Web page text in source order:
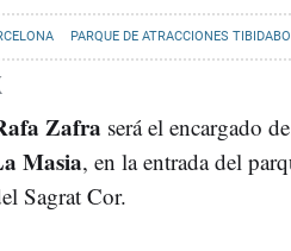
PARQUE DE ATRACCIONES TIBIDABO
Zafra será el encargado
Masia, en la entrada del
Sagrat Cor.